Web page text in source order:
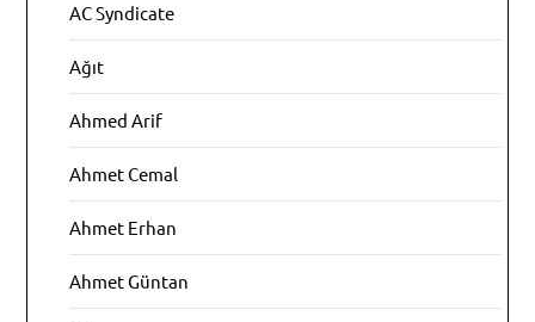
AC Syndicate
Ağıt
Ahmed Arif
Ahmet Cemal
Ahmet Erhan
Ahmet Güntan